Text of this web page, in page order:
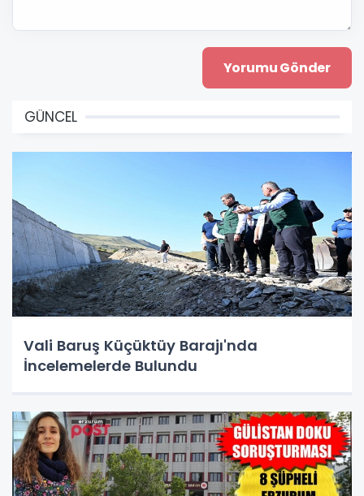
GÜNCEL
Vali Baruş Küçüktüy Barajı'nda
İncelemelerde Bulundu